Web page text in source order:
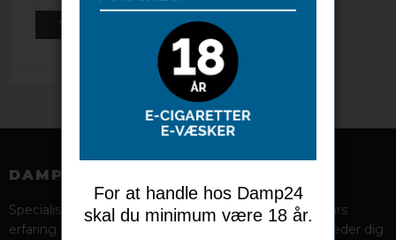
VIS PRODUKT
DAMP24
Specialiseret forhandler af e-cigaretter med over 10 års
erfaring. Har du brug for hjælp? Kontakt os, og vi vejleder dig
For at handle hos Damp24
skal du minimum være 18 år.